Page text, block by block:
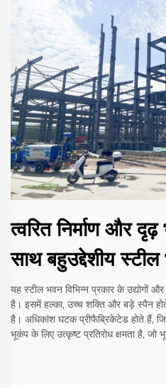
त्वरित निर्माण और
साथ बहुउद्देशीय
यह स्टील भवन विभिन्न प्रकार के उद्योगों
है। इसमें हल्का, उच्च शक्ति और बड़े स्पैन
है। अधिकांश घटक प्रीफैब्रिकेटेड होते हैं,
भूकंप के लिए उत्कृष्ट प्रतिरोध क्षमता है, जो